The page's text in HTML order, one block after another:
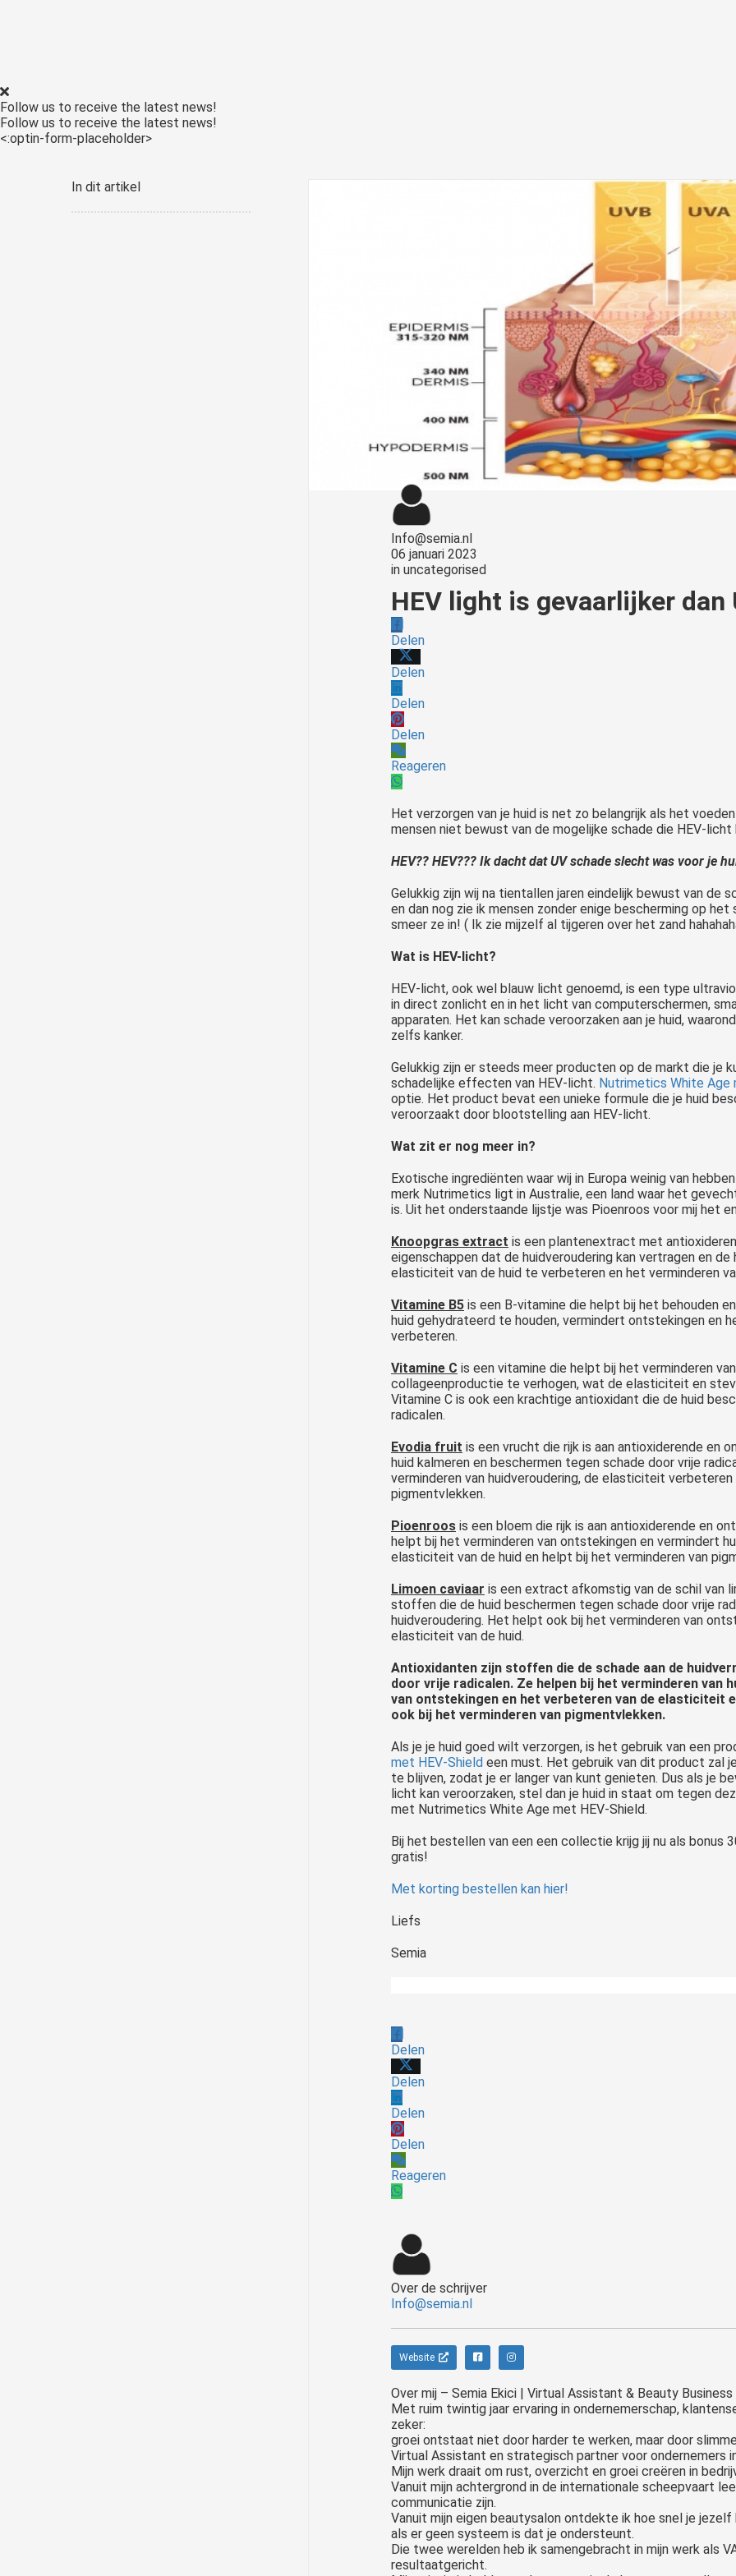
Follow us to receive the latest news!
Follow us to receive the latest news!
<:optin-form-placeholder>
In dit artikel
Info@semia.nl
06 januari 2023
in uncategorised
HEV light is gevaarlijker dan
Delen
Delen
Delen
Delen
Reageren
Het verzorgen van je huid is net zo belangrijk als het
mensen niet bewust van de mogelijke schade die HEV-licht
HEV?? HEV??? Ik dacht dat UV schade slecht was voor je
Gelukkig zijn wij na tientallen jaren eindelijk bewust van de
en dan nog zie ik mensen zonder enige bescherming op
smeer ze in! ( Ik zie mijzelf al tijgeren over het zand
Wat is HEV-licht?
HEV-licht, ook wel blauw licht genoemd, is een type
in direct zonlicht en in het licht van computerschermen,
apparaten. Het kan schade veroorzaken aan je huid,
zelfs kanker.
Gelukkig zijn er steeds meer producten op de markt die je
schadelijke effecten van HEV-licht. Nutrimetics White Age
optie. Het product bevat een unieke formule die je huid
veroorzaakt door blootstelling aan HEV-licht.
Wat zit er nog meer in?
Exotische ingrediënten waar wij in Europa weinig van
merk Nutrimetics ligt in Australie, een land waar het
is. Uit het onderstaande lijstje was Pioenroos voor mij het
Knoopgras extract is een plantenextract met
eigenschappen dat de huidveroudering kan vertragen en
elasticiteit van de huid te verbeteren en het verminderen
Vitamine B5 is een B-vitamine die helpt bij het behouden
huid gehydrateerd te houden, vermindert ontstekingen en
verbeteren.
Vitamine C is een vitamine die helpt bij het verminderen
collageenproductie te verhogen, wat de elasticiteit en
Vitamine C is ook een krachtige antioxidant die de huid
radicalen.
Evodia fruit is een vrucht die rijk is aan antioxiderende en
huid kalmeren en beschermen tegen schade door vrije
verminderen van huidveroudering, de elasticiteit
pigmentvlekken.
Pioenroos is een bloem die rijk is aan antioxiderende en
helpt bij het verminderen van ontstekingen en vermindert
elasticiteit van de huid en helpt bij het verminderen van
Limoen caviaar is een extract afkomstig van de schil van
stoffen die de huid beschermen tegen schade door vrije
huidveroudering. Het helpt ook bij het verminderen van
elasticiteit van de huid.
Antioxidanten zijn stoffen die de schade aan de
door vrije radicalen. Ze helpen bij het verminderen van
van ontstekingen en het verbeteren van de elasticiteit
ook bij het verminderen van pigmentvlekken.
Als je je huid goed wilt verzorgen, is het gebruik van een
met HEV-Shield een must. Het gebruik van dit product zal
te blijven, zodat je er langer van kunt genieten. Dus als je
licht kan veroorzaken, stel dan je huid in staat om tegen
met Nutrimetics White Age met HEV-Shield.
Bij het bestellen van een een collectie krijg jij nu als bonus
gratis!
Met korting bestellen kan hier!
Liefs
Semia
Delen
Delen
Delen
Delen
Reageren
Over de schrijver
Info@semia.nl
Website
Over mij – Semia Ekici | Virtual Assistant & Beauty
Met ruim twintig jaar ervaring in ondernemerschap,
zeker:
groei ontstaat niet door harder te werken, maar door
Virtual Assistant en strategisch partner voor ondernemers
Mijn werk draait om rust, overzicht en groei creëren in
Vanuit mijn achtergrond in de internationale scheepvaart
communicatie zijn.
Vanuit mijn eigen beautysalon ontdekte ik hoe snel je
als er geen systeem is dat je ondersteunt.
Die twee werelden heb ik samengebracht in mijn werk als
resultaatgericht.